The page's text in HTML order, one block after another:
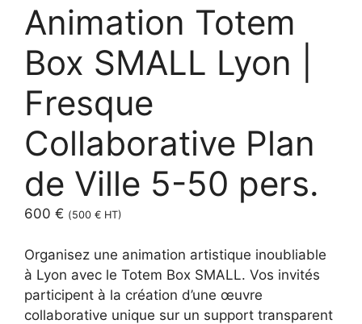
Animation Totem
Box SMALL Lyon |
Fresque
Collaborative Plan
de Ville 5-50 pers.
600 € (500 € HT)
Organisez une animation artistique inoubliable
à Lyon avec le Totem Box SMALL. Vos invités
participent à la création d’une œuvre
collaborative unique sur un support transparent